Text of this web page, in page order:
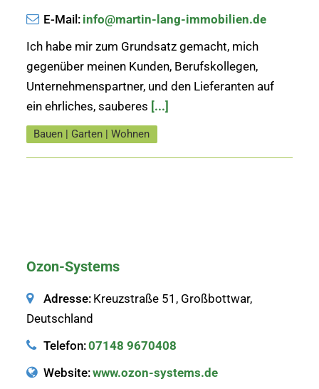
E-Mail: info@martin-lang-immobilien.de
Ich habe mir zum Grundsatz gemacht, mich
gegenüber meinen Kunden, Berufskollegen,
Unternehmenspartner, und den Lieferanten auf
ein ehrliches, sauberes [...]
Bauen | Garten | Wohnen
Ozon-Systems
Adresse: Kreuzstraße 51, Großbottwar,
Deutschland
Telefon:07148 9670408
Website:www.ozon-systems.de